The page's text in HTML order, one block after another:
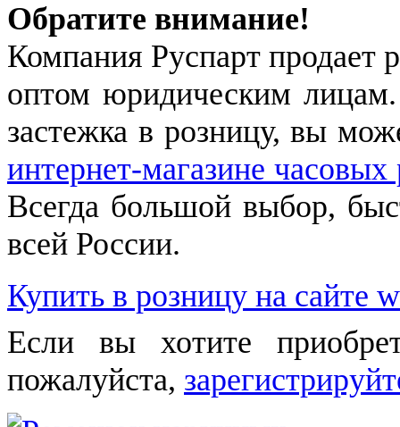
Обратите внимание!
Компания Руспарт продает
оптом юридическим
застежка в розницу, вы
интернет-магазине
Всегда большой выбор,
всей России.
Купить в розницу на сайте
Если вы хотите
пожалуйста,